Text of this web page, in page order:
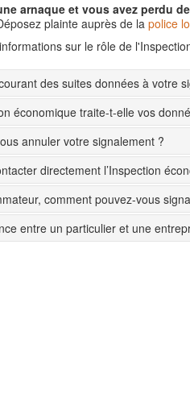
arnaque et vous avez perdu
plainte auprès de la police
sur le rôle de
des suites données à votre
économique traite-t-elle vos
annuler votre signalement ?
directement l’Inspection
comment pouvez-vous
entre un particulier et une